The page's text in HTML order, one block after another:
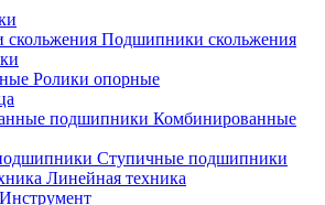
Подшипники скольжения
Ролики опорные
Комбинированные
Ступичные подшипники
Линейная техника
Инструмент